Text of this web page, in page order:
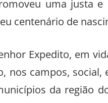
uma justa e
centenário de
Expedito, em
nos campos, social,
da região